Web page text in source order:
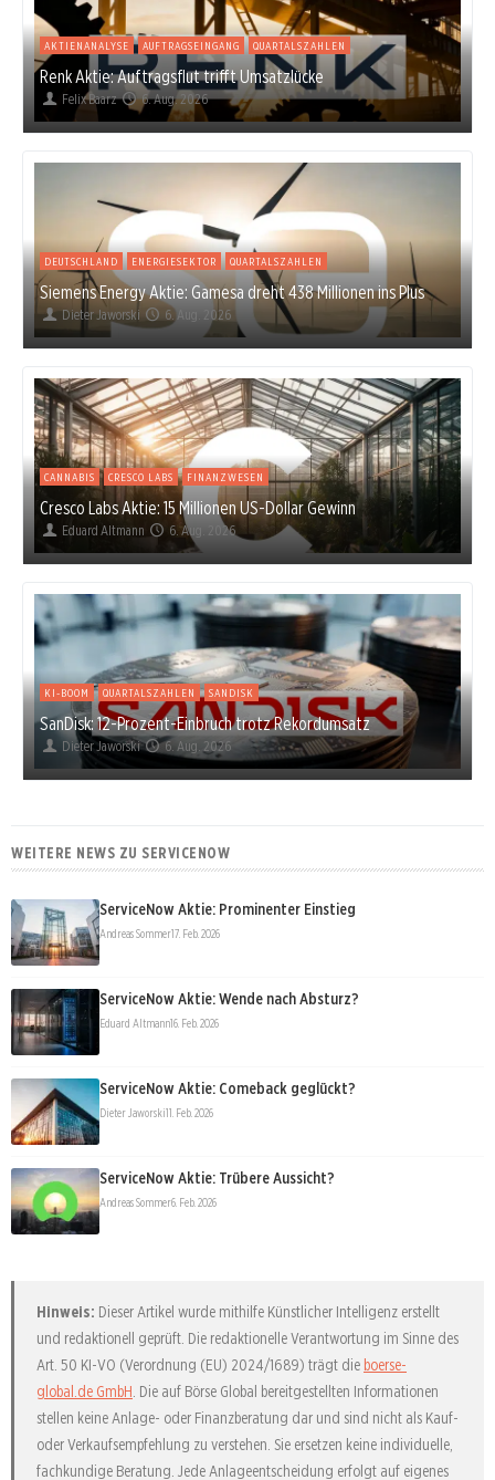
AKTIENANALYSE AUFTRAGSEINGANG QUARTALSZAHLEN
Renk Aktie: Auftragsflut trifft Umsatzlücke
Felix Baarz 6. Aug. 2026
DEUTSCHLAND ENERGIESEKTOR QUARTALSZAHLEN
Siemens Energy Aktie: Gamesa dreht 438 Millionen ins Plus
Dieter Jaworski 6. Aug. 2026
CANNABIS CRESCO LABS FINANZWESEN
Cresco Labs Aktie: 15 Millionen US-Dollar Gewinn
Eduard Altmann 6. Aug. 2026
KI-BOOM QUARTALSZAHLEN SANDISK
SanDisk: 12-Prozent-Einbruch trotz Rekordumsatz
Dieter Jaworski 6. Aug. 2026
WEITERE NEWS ZU SERVICENOW
ServiceNow Aktie: Prominenter Einstieg
Andreas Sommer17. Feb. 2026
ServiceNow Aktie: Wende nach Absturz?
Eduard Altmann16. Feb. 2026
ServiceNow Aktie: Comeback geglückt?
Dieter Jaworski11. Feb. 2026
ServiceNow Aktie: Trübere Aussicht?
Andreas Sommer6. Feb. 2026
Hinweis: Dieser Artikel wurde mithilfe Künstlicher Intelligenz erstellt
und redaktionell geprüft. Die redaktionelle Verantwortung im Sinne des
Art. 50 KI-VO (Verordnung (EU) 2024/1689) trägt die boerse-
global.de GmbH. Die auf Börse Global bereitgestellten Informationen
stellen keine Anlage- oder Finanzberatung dar und sind nicht als Kauf-
oder Verkaufsempfehlung zu verstehen. Sie ersetzen keine individuelle,
fachkundige Beratung. Jede Anlageentscheidung erfolgt auf eigenes